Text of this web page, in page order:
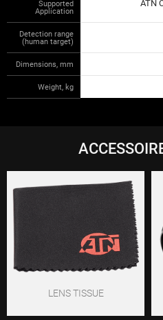
Supported
Application
ATN
Detection range
(human target)
Dimensions, mm
Weight, kg
LENS TISSUE